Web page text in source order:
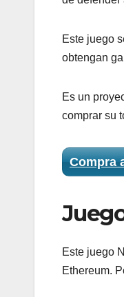
Este juego
obtengan
Es un
comprar su
Compra
Este juego
Ethereum.